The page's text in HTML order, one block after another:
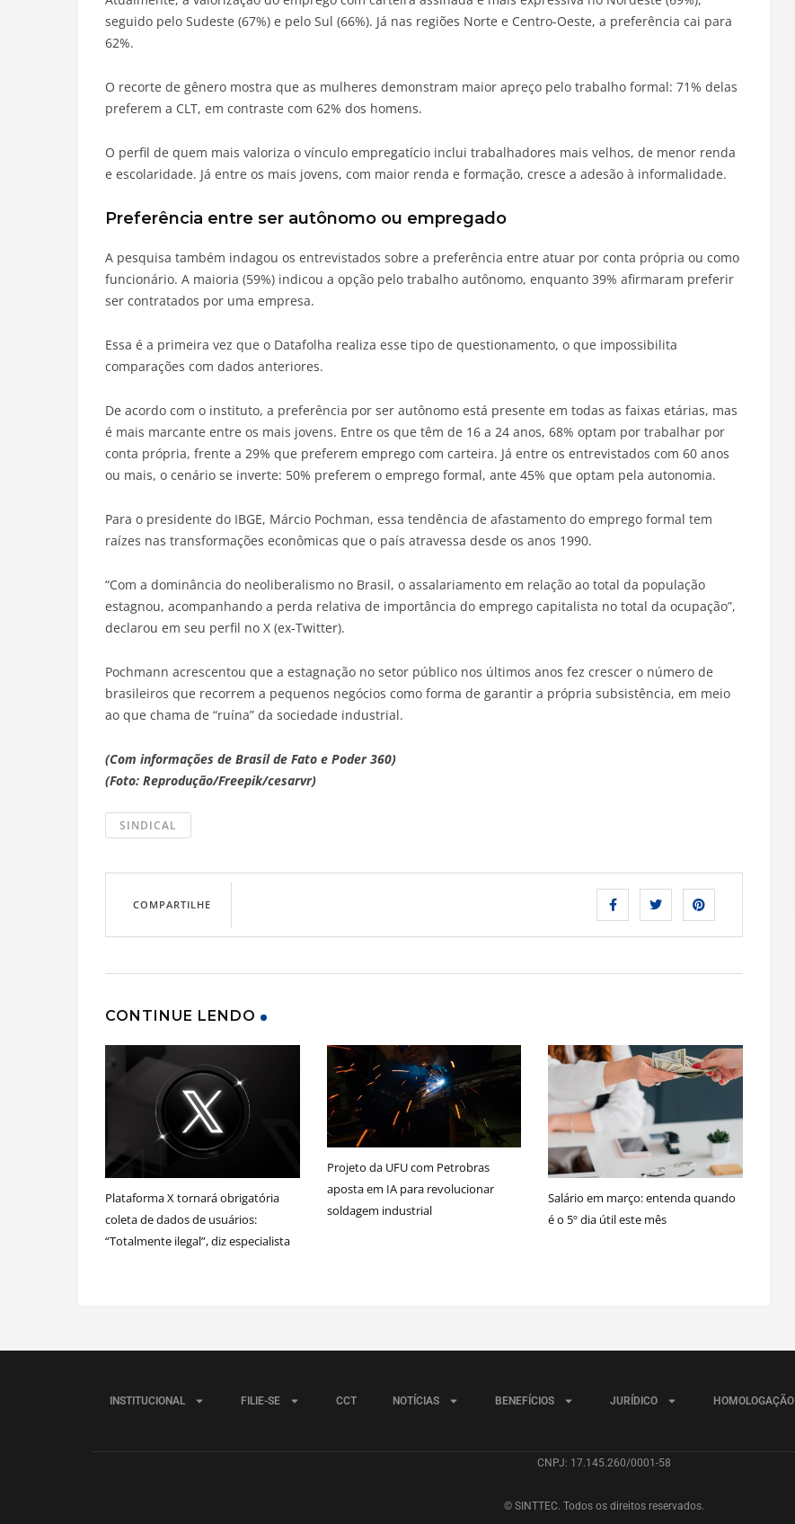
seguido pelo Sudeste (67%) e pelo Sul (66%). Já nas regiões Norte e Centro-Oeste, a preferência cai para
62%.
O recorte de gênero mostra que as mulheres demonstram maior apreço pelo trabalho formal: 71% delas
preferem a CLT, em contraste com 62% dos homens.
O perfil de quem mais valoriza o vínculo empregatício inclui trabalhadores mais velhos, de menor renda
e escolaridade. Já entre os mais jovens, com maior renda e formação, cresce a adesão à informalidade.
Preferência entre ser autônomo ou empregado
A pesquisa também indagou os entrevistados sobre a preferência entre atuar por conta própria ou como
funcionário. A maioria (59%) indicou a opção pelo trabalho autônomo, enquanto 39% afirmaram preferir
ser contratados por uma empresa.
Essa é a primeira vez que o Datafolha realiza esse tipo de questionamento, o que impossibilita
comparações com dados anteriores.
De acordo com o instituto, a preferência por ser autônomo está presente em todas as faixas etárias, mas
é mais marcante entre os mais jovens. Entre os que têm de 16 a 24 anos, 68% optam por trabalhar por
conta própria, frente a 29% que preferem emprego com carteira. Já entre os entrevistados com 60 anos
ou mais, o cenário se inverte: 50% preferem o emprego formal, ante 45% que optam pela autonomia.
Para o presidente do IBGE, Márcio Pochman, essa tendência de afastamento do emprego formal tem
raízes nas transformações econômicas que o país atravessa desde os anos 1990.
“Com a dominância do neoliberalismo no Brasil, o assalariamento em relação ao total da população
estagnou, acompanhando a perda relativa de importância do emprego capitalista no total da ocupação”,
declarou em seu perfil no X (ex-Twitter).
Pochmann acrescentou que a estagnação no setor público nos últimos anos fez crescer o número de
brasileiros que recorrem a pequenos negócios como forma de garantir a própria subsistência, em meio
ao que chama de “ruína” da sociedade industrial.
(Com informações de Brasil de Fato e Poder 360)
(Foto: Reprodução/Freepik/cesarvr)
SINDICAL
COMPARTILHE
CONTINUE LENDO
Plataforma X tornará obrigatória
coleta de dados de usuários:
“Totalmente ilegal”, diz especialista
Projeto da UFU com Petrobras
aposta em IA para revolucionar
soldagem industrial
Salário em março: entenda quando
é o 5º dia útil este mês
INSTITUCIONAL FILIE-SE CCT NOTÍCIAS BENEFÍCIOS JURÍDICO HOMOLOGAÇÃO
CNPJ: 17.145.260/0001-58
© SINTTEC. Todos os direitos reservados.